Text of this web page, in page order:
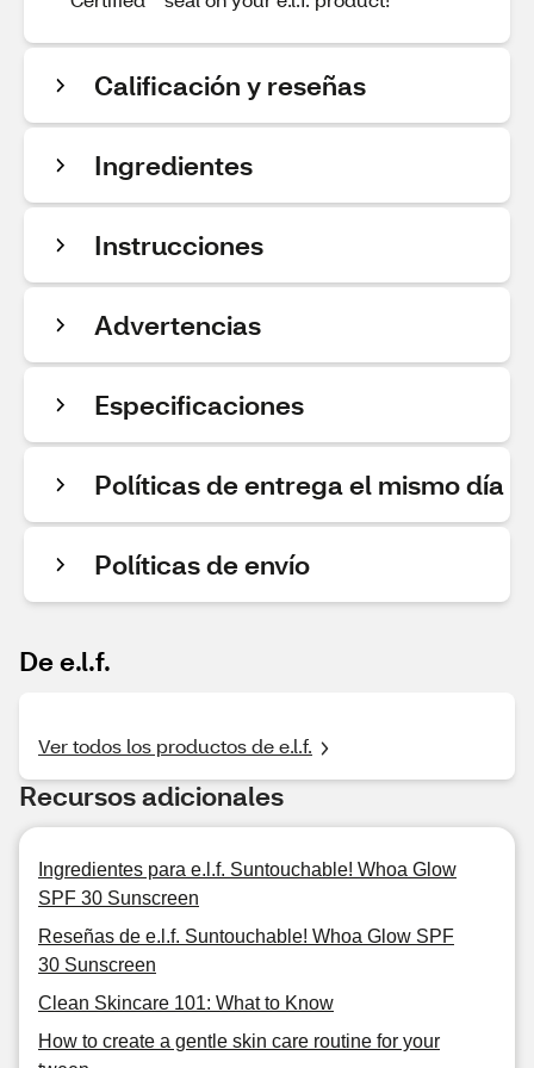
Calificación y reseñas
Ingredientes
Instrucciones
Advertencias
Especificaciones
Políticas de entrega el mismo día
Políticas de envío
De e.l.f.
Ver todos los productos de e.l.f.
Recursos adicionales
Ingredientes para e.l.f. Suntouchable! Whoa Glow
SPF 30 Sunscreen
Reseñas de e.l.f. Suntouchable! Whoa Glow SPF
30 Sunscreen
Clean Skincare 101: What to Know
How to create a gentle skin care routine for your